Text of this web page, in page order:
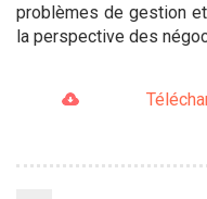
problèmes de gestion
la perspective des